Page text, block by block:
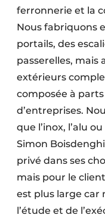
ferronnerie et la
Nous fabriquons
portails, des
passerelles, mais
extérieurs
composée à
d’entreprises.
que l’inox, l’alu
Simon
privé dans ses
mais pour le
est plus large car
l’étude et de